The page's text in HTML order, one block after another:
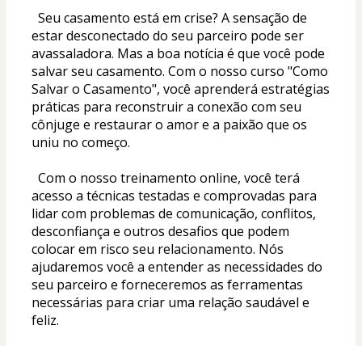
Seu casamento está em crise? A sensação de
estar desconectado do seu parceiro pode ser
avassaladora. Mas a boa notícia é que você pode
salvar seu casamento. Com o nosso curso "Como
Salvar o Casamento", você aprenderá estratégias
práticas para reconstruir a conexão com seu
cônjuge e restaurar o amor e a paixão que os
uniu no começo.
Com o nosso treinamento online, você terá
acesso a técnicas testadas e comprovadas para
lidar com problemas de comunicação, conflitos,
desconfiança e outros desafios que podem
colocar em risco seu relacionamento. Nós
ajudaremos você a entender as necessidades do
seu parceiro e forneceremos as ferramentas
necessárias para criar uma relação saudável e
feliz.